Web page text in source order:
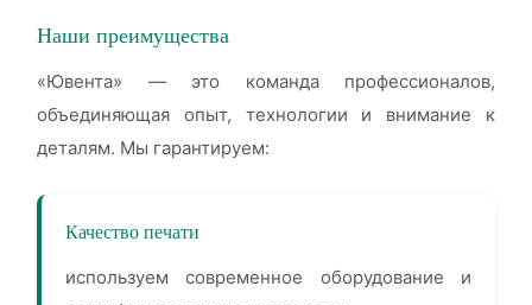
Наши преимущества
«Ювента» — это команда профессионалов,
объединяющая опыт, технологии и внимание к
деталям. Мы гарантируем:
Качество печати
используем современное оборудование и